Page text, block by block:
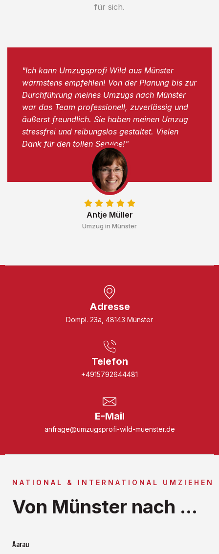
für sich.
Antje Müller
Umzug in Münster
"Ich kann Umzugsprofi Wild aus Münster
wärmstens empfehlen! Von der Planung bis zur
Durchführung meines Umzugs nach Münster
war das Team professionell, zuverlässig und
äußerst freundlich. Sie haben meinen Umzug
stressfrei und reibungslos gestaltet. Vielen
Dank für den tollen Service!"
Adresse
Dompl. 23a, 48143 Münster
Telefon
+4915792644481
E-Mail
anfrage@umzugsprofi-wild-muenster.de
NATIONAL & INTERNATIONAL UMZIEHEN
Von Münster nach ...
Aarau